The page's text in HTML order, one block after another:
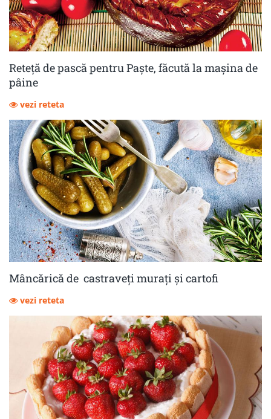
Reteță de pască pentru Paște, făcută la mașina de
pâine
vezi reteta
Mâncărică de castraveţi muraţi şi cartofi
vezi reteta